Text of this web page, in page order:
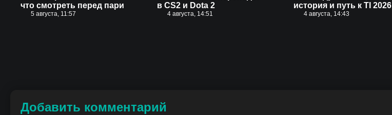
что смотреть перед пари
5 августа, 11:57
в CS2 и Dota 2
4 августа, 14:51
история и путь к TI 2026
4 августа, 14:43
Добавить комментарий